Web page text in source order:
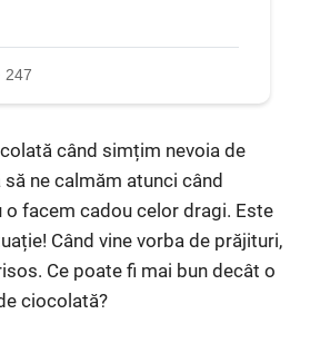
când simțim nevoia de
să ne calmăm atunci când
o facem cadou celor dragi. Este
Când vine vorba de prăjituri,
Ce poate fi mai bun decât o
ciocolată?